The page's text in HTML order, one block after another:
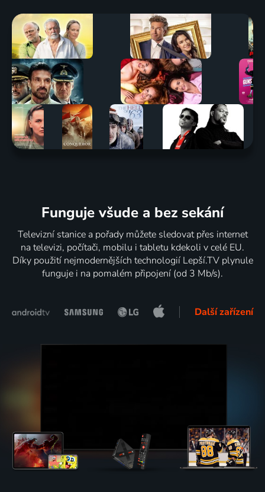
Funguje všude a bez sekání
Televizní stanice a pořady můžete sledovat přes internet
na televizi, počítači, mobilu i tabletu kdekoli v celé EU.
Díky použití nejmodernějších technologií Lepší.TV plynule
funguje i na pomalém připojení (od 3 Mb/s).
Další zařízení